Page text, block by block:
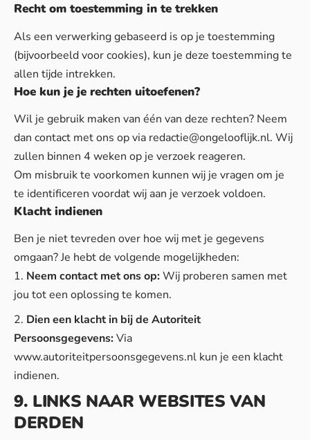
Recht om toestemming in te trekken
Als een verwerking gebaseerd is op je toestemming
(bijvoorbeeld voor cookies), kun je deze toestemming te
allen tijde intrekken.
Hoe kun je je rechten uitoefenen?
Wil je gebruik maken van één van deze rechten? Neem
dan contact met ons op via redactie@ongelooflijk.nl. Wij
zullen binnen 4 weken op je verzoek reageren.
Om misbruik te voorkomen kunnen wij je vragen om je
te identificeren voordat wij aan je verzoek voldoen.
Klacht indienen
Ben je niet tevreden over hoe wij met je gegevens
omgaan? Je hebt de volgende mogelijkheden:
Neem contact met ons op:Wij proberen samen met
jou tot een oplossing te komen.
Dien een klacht in bij de Autoriteit
Persoonsgegevens:Via
www.autoriteitpersoonsgegevens.nl kun je een klacht
indienen.
9. LINKS NAAR WEBSITES VAN
DERDEN